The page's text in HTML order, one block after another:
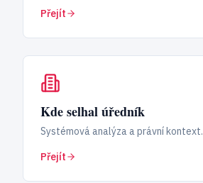
Přejít
Kde selhal úředník
Systémová analýza a právní kontext.
Přejít